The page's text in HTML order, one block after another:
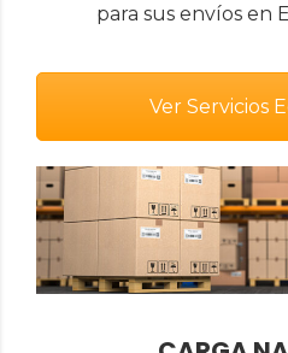
para sus envíos en
Ver Servicios